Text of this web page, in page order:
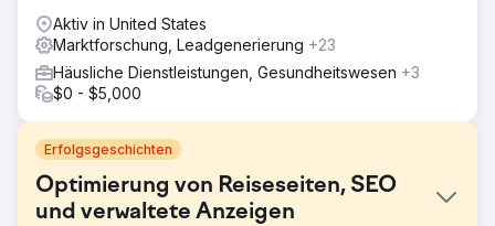
Aktiv in United States
Marktforschung, Leadgenerierung +23
Häusliche Dienstleistungen, Gesundheitswesen +3
$0 - $5,000
Erfolgsgeschichten
Optimierung von Reiseseiten, SEO
und verwaltete Anzeigen